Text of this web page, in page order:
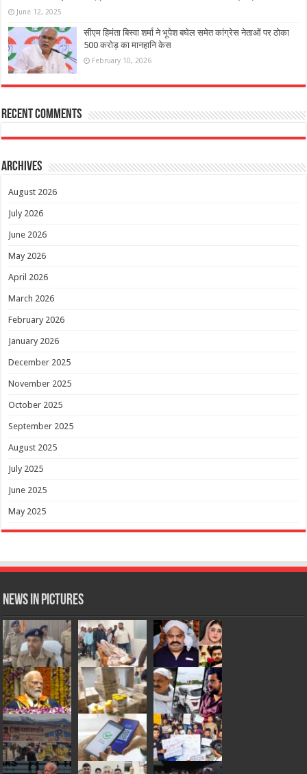
June 12, 2025
सीएम हिमंता बिस्वा शर्मा ने भूपेश बघेल समेत कांग्रेस नेताओं पर ठोका
500 करोड़ का मानहानि केस
February 10, 2026
Recent Comments
Archives
August 2026
July 2026
June 2026
May 2026
April 2026
March 2026
February 2026
January 2026
December 2025
November 2025
October 2025
September 2025
August 2025
July 2025
June 2025
May 2025
News in Pictures